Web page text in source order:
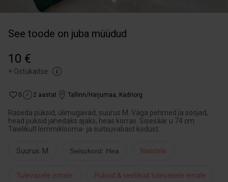
See toode on juba müüdud
10 €
+ Ostukaitse
0 2 aastat Tallinn/Harjumaa, Kadriorg
Raseda püksid, ülimugavad, suurus M. Väga pehmed ja soojad,
head püksid jahedaks ajaks, heas korras. Sisesäär u 74 cm.
Täielikult lemmiklooma- ja suitsuvabast kodust.
Suurus: M Seisukord: Hea Naistele
Tulevasele emale Püksid & seelikud tulevasele emale